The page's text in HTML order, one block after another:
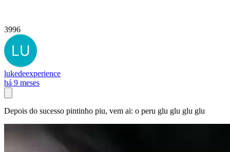
3996
lukedeexperience
há 9 meses
Depois do sucesso pintinho piu, vem ai: o peru glu glu glu glu